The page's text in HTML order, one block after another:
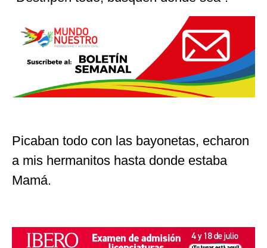
Picaban todo con las bayonetas, echaron
a mis hermanitos hasta donde estaba
Mamá.